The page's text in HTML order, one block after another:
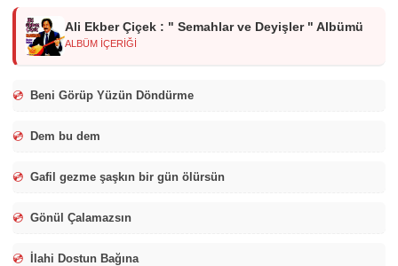
Ali Ekber Çiçek : " Semahlar ve Deyişler " Albümü
ALBÜM İÇERİĞİ
💿 Beni Görüp Yüzün Döndürme
💿 Dem bu dem
💿 Gafil gezme şaşkın bir gün ölürsün
💿 Gönül Çalamazsın
💿 İlahi Dostun Bağına